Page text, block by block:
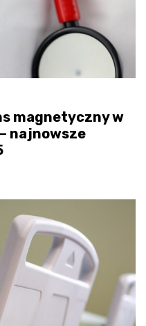
magnetyczny w
najnowsze